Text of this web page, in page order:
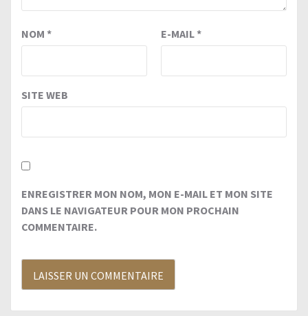
NOM * E-MAIL*
SITE WEB
ENREGISTRER MON NOM, MON E-MAIL ET MON SITE
DANS LE NAVIGATEUR POUR MON PROCHAIN
COMMENTAIRE.